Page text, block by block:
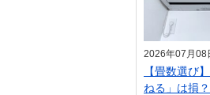
2026年07月08
【畳数選び
ねる」は損